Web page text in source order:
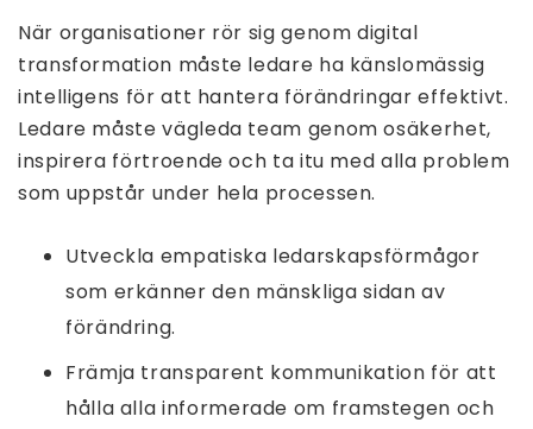
När organisationer rör sig genom digital
transformation måste ledare ha känslomässig
intelligens för att hantera förändringar effektivt.
Ledare måste vägleda team genom osäkerhet,
inspirera förtroende och ta itu med alla problem
som uppstår under hela processen.
Utveckla empatiska ledarskapsförmågor
som erkänner den mänskliga sidan av
förändring.
Främja transparent kommunikation för att
hålla alla informerade om framstegen och